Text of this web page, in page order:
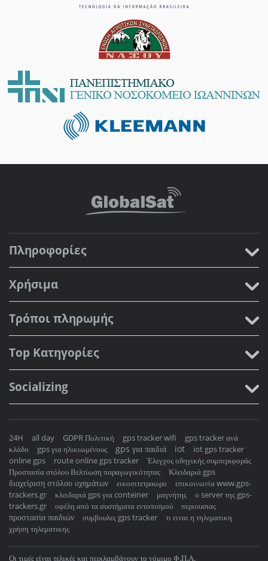
Πληροφορίες
Χρήσιμα
Τρόποι πληρωμής
Top Κατηγορίες
Socializing
24H all day GDPR Πολιτική gps tracker wifi
gps tracker ανά
κλάδο
gps για ηλικιωμένους gps για παιδιά iot
iot gps tracker
online gps
route online gps tracker
Έλεγχος οδηγικής συμπεριφοράς
Προστασία στόλου Βελτίωση παραγωγικότητας
Κλειδαριά gps
διαχείριση στόλου οχημάτων εικοσιτετραωρο
επικοινωνία www.gps-
trackers.gr
κλειδαριά gps για conteiner μαγνήτης
ο server της gps-
trackers.gr
οφέλη από τα συστήματα εντοπισμού περιουσιας
προστασία παιδιών συμβουλες gps tracker
τι ειναι η τηλεματικη
χρήση τηλεματικης
Οι τιμές είναι τελικές και περιλαμβάνουν το νόμιμο Φ.Π.Α.